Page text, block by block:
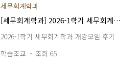
세무회계학과
[세무회계학과] 2026-1학기 세무회계학과 개강모임 후기
2026-1학기 세무회계학과 개강모임 후기
학습조교
조회 65